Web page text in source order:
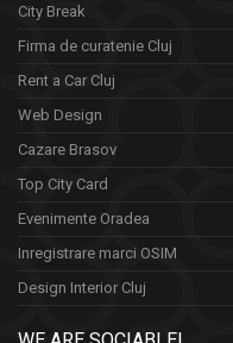
City Break
Firma de curatenie Cluj
Rent a Car Cluj
Web Design
Cazare Brasov
Top City Card
Evenimente Oradea
Inregistrare marci OSIM
Design Interior Cluj